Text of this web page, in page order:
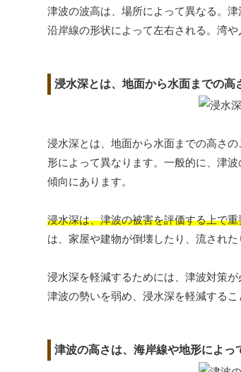
津波の波高は、場所によって異なる。
沿岸線の形状によって左右される。湾
浸水深とは、地面から水面までの高
浸水深とは、地面から水面までの高さの
形によって異なります。一般的に、津
傾向にあります。
浸水深は、津波の被害を評価する上で
は、家屋や建物が倒壊したり、流され
浸水深を軽減するためには、津波対策
津波の勢いを弱め、浸水深を軽減する
津波の高さは、海岸線や地形によっ